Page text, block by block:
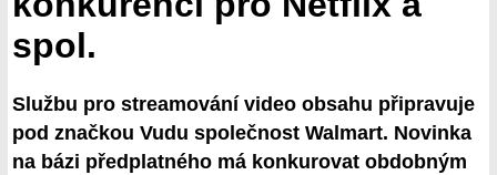
spol.
Službu pro streamování video obsahu připravuje
pod značkou Vudu společnost Walmart. Novinka
na bázi předplatného má konkurovat obdobným